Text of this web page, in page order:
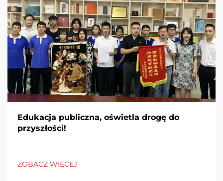
Edukacja publiczna, oświetla drogę do
przyszłości!
ZOBACZ WIĘCEJ